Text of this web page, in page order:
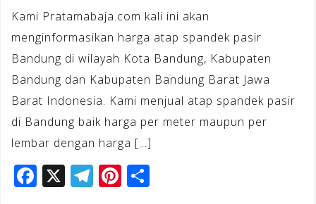
Kami Pratamabaja.com kali ini akan
menginformasikan harga atap spandek pasir
Bandung di wilayah Kota Bandung, Kabupaten
Bandung dan Kabupaten Bandung Barat Jawa
Barat Indonesia. Kami menjual atap spandek pasir
di Bandung baik harga per meter maupun per
lembar dengan harga […]
F X T Pi